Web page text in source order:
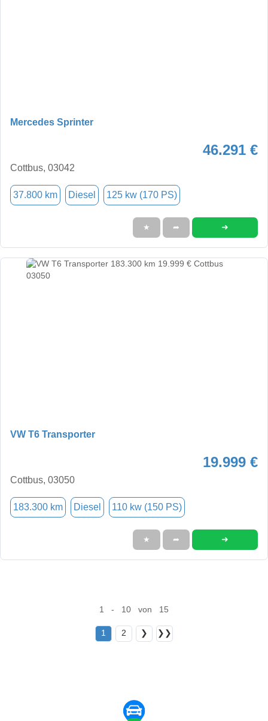
Mercedes Sprinter
46.291 €
Cottbus, 03042
37.800 km Diesel 125 kw (170 PS)
★ ➦ ➜
VW T6 Transporter
19.999 €
Cottbus, 03050
183.300 km Diesel 110 kw (150 PS)
★ ➦ ➜
1 - 10 von 15
1 2 ❯ ❯❯